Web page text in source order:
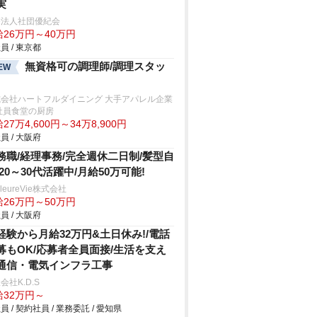
人社団優紀会
26万円～40万円
/ 東京都
無資格可の調理師/調理スタッ
社ハートフルダイニング 大手アパレル企業
員食堂の厨房
27万4,600円～34万8,900円
/ 大阪府
職/経理事務/完全週休二日制/髪型自
～30代活躍中/月給50万可能!
株式会社
26万円～50万円
/ 大阪府
験から月給32万円&土日休み!/電話
もOK/応募者全員面接/生活を支え
信・電気インフラ工事
社K.D.S
32万円～
/ 契約社員 / 業務委託 / 愛知県